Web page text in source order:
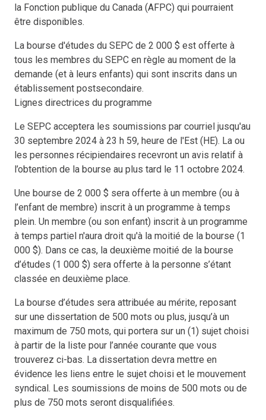
la Fonction publique du Canada (AFPC) qui pourraient
être disponibles.
La bourse d'études du SEPC de 2 000 $ est offerte à
tous les membres du SEPC en règle au moment de la
demande (et à leurs enfants) qui sont inscrits dans un
établissement postsecondaire.
Lignes directrices du programme
Le SEPC acceptera les soumissions par courriel jusqu'au
30 septembre 2024 à 23 h 59, heure de l'Est (HE). La ou
les personnes récipiendaires recevront un avis relatif à
l’obtention de la bourse au plus tard le 11 octobre 2024.
Une bourse de 2 000 $ sera offerte à un membre (ou à
l’enfant de membre) inscrit à un programme à temps
plein. Un membre (ou son enfant) inscrit à un programme
à temps partiel n'aura droit qu'à la moitié de la bourse (1
000 $). Dans ce cas, la deuxième moitié de la bourse
d’études (1 000 $) sera offerte à la personne s’étant
classée en deuxième place.
La bourse d’études sera attribuée au mérite, reposant
sur une dissertation de 500 mots ou plus, jusqu’à un
maximum de 750 mots, qui portera sur un (1) sujet choisi
à partir de la liste pour l’année courante que vous
trouverez ci-bas. La dissertation devra mettre en
évidence les liens entre le sujet choisi et le mouvement
syndical. Les soumissions de moins de 500 mots ou de
plus de 750 mots seront disqualifiées.